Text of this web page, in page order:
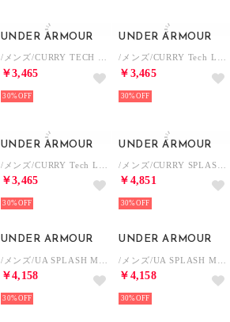
UNDER ARMOUR
/メンズ/CURRY TECH GRAPHIC SHORT SLEEVE T-SHIRT （Fresco Blue / /）
￥3,465
30%
UNDER ARMOUR
/メンズ/CURRY Tech Logo Short Sleeve T-Shirt （White / /）
￥3,465
30%
UNDER ARMOUR
￥3,465
30%
UNDER ARMOUR
￥4,851
30%
UNDER ARMOUR
￥4,158
30%
UNDER ARMOUR
￥4,158
30%